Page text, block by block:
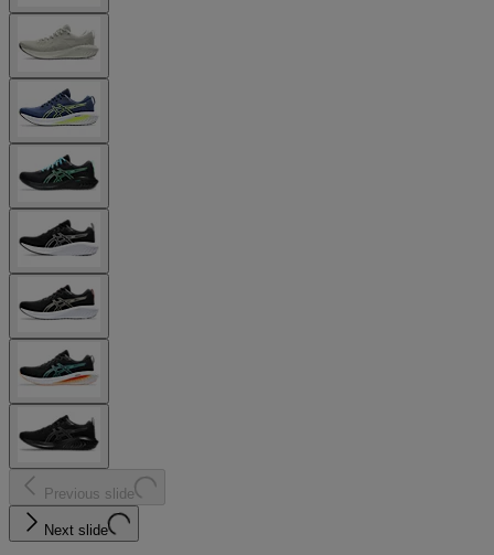
Previous slide
Next slide